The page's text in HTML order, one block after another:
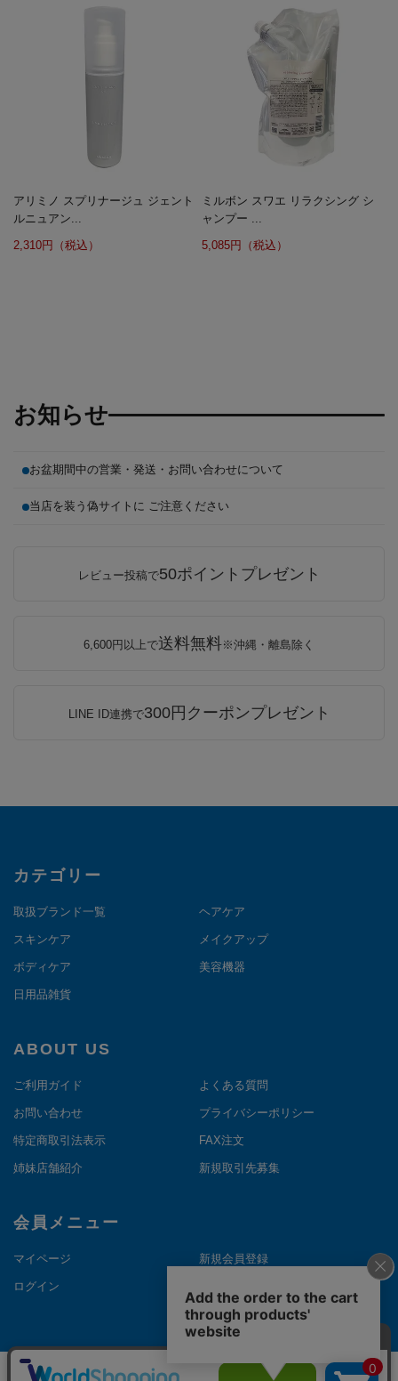
アリミノ スプリナージュ ジェント
ルニュアン...
2,310円（税込）
ミルボン スワエ リラクシング シ
ャンプー ...
5,085円（税込）
お知らせ
お盆期間中の営業・発送・お問い合わせについて
当店を装う偽サイトに ご注意ください
レビュー投稿で50ポイントプレゼント
6,600円以上で送料無料※沖縄・離島除く
LINE ID連携で300円クーポンプレゼント
カテゴリー
取扱ブランド一覧 ヘアケア
スキンケア メイクアップ
ボディケア 美容機器
日用品雑貨
ABOUT US
ご利用ガイド よくある質問
お問い合わせ プライバシーポリシー
特定商取引法表示 FAX注文
姉妹店舗紹介 新規取引先募集
会員メニュー
マイページ 新規会員登録
ログイン